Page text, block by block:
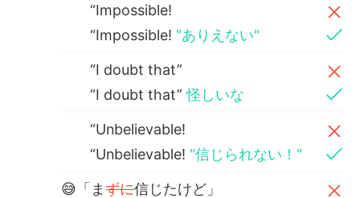
“Impossible!
“Impossible! "ありえない"
“I doubt that”
“I doubt that” 怪しいな
“Unbelievable!
“Unbelievable! "信じられない！"
😅「まずに信じたけど」